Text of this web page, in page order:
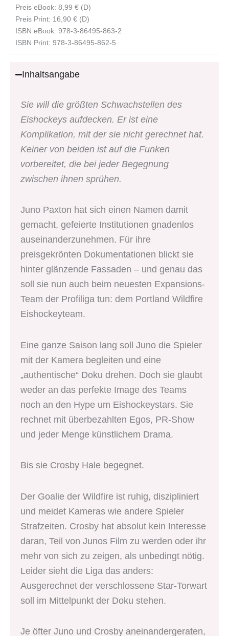
Preis eBook: 8,99 € (D)
Preis Print: 16,90 € (D)
ISBN eBook: 978-3-86495-863-2
ISBN Print: 978-3-86495-862-5
Inhaltsangabe
Sie will die größten Schwachstellen des
Eishockeys aufdecken. Er ist eine
Komplikation, mit der sie nicht gerechnet hat.
Keiner von beiden ist auf die Funken
vorbereitet, die bei jeder Begegnung
zwischen ihnen sprühen.
Juno Paxton hat sich einen Namen damit
gemacht, gefeierte Institutionen gnadenlos
auseinanderzunehmen. Für ihre
preisgekrönten Dokumentationen blickt sie
hinter glänzende Fassaden – und genau das
soll sie nun auch beim neuesten Expansions-
Team der Profiliga tun: dem Portland Wildfire
Eishockeyteam.
Eine ganze Saison lang soll Juno die Spieler
mit der Kamera begleiten und eine
„authentische“ Doku drehen. Doch sie glaubt
weder an das perfekte Image des Teams
noch an den Hype um Eishockeystars. Sie
rechnet mit überbezahlten Egos, PR-Show
und jeder Menge künstlichem Drama.
Bis sie Crosby Hale begegnet.
Der Goalie der Wildfire ist ruhig, diszipliniert
und meidet Kameras wie andere Spieler
Strafzeiten. Crosby hat absolut kein Interesse
daran, Teil von Junos Film zu werden oder ihr
mehr von sich zu zeigen, als unbedingt nötig.
Leider sieht die Liga das anders:
Ausgerechnet der verschlossene Star-Torwart
soll im Mittelpunkt der Doku stehen.
Je öfter Juno und Crosby aneinandergeraten,